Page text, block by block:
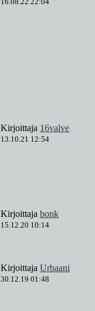
Kirjoittaja 16valve
13.10.21 12:54
Kirjoittaja bonk
15.12.20 10:14
Kirjoittaja Urbaani
30.12.19 01:48